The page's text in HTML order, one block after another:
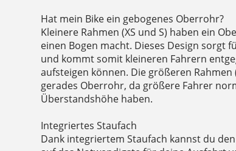
Hat mein Bike ein gebogenes Oberrohr?
Kleinere Rahmen (XS und S) haben ein
einen Bogen macht. Dieses Design sorgt
und kommt somit kleineren Fahrern
aufsteigen können. Die größeren
gerades Oberrohr, da größere Fahrer
Überstandshöhe haben.
Integriertes Staufach
Dank integriertem Staufach kannst du